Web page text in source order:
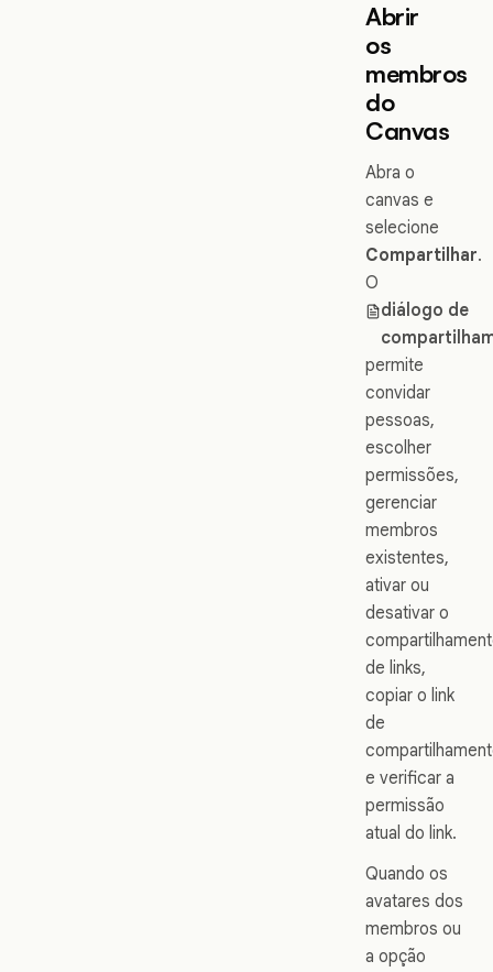
Abrir
os
membros
do
Canvas
Abra o
canvas e
selecione
Compartilhar.
O
diálogo de
permite
convidar
pessoas,
escolher
permissões,
gerenciar
membros
existentes,
ativar ou
desativar o
de links,
copiar o link
de
e verificar a
permissão
atual do link.
Quando os
avatares dos
membros ou
a opção